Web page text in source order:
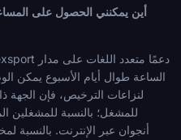
أين يمكنني الحصول على
الساعة طوال أيام الأسبوع يمكن
لنزاعات الترخيص، فإن الجهة
للمشغل؛ بالنسبة للمشغلين
أنجوان عبر الإنترنت. بالنسبة